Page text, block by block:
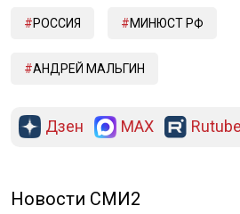
РОССИЯ МИНЮСТ РФ
АНДРЕЙ МАЛЬГИН
Дзен MAX Rutube
Новости СМИ2